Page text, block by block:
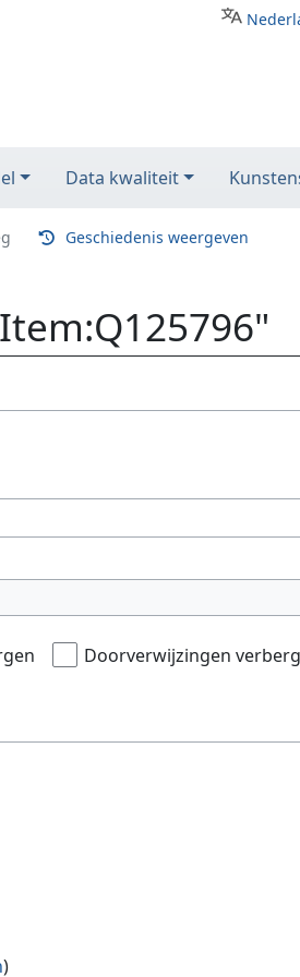
Data kwaliteit
Geschiedenis weergeven
Doorverwijzingen
)